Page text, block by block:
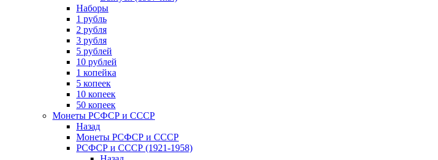
Наборы
1 рубль
2 рубля
3 рубля
5 рублей
10 рублей
1 копейка
5 копеек
10 копеек
50 копеек
Монеты РСФСР и СССР
Назад
Монеты РСФСР и СССР
РСФСР и СССР (1921-1958)